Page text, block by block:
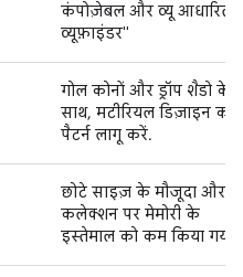
कंपोज़ेबल और व्यू आधारित
व्यूफ़ाइंडर"
गोल कोनों और ड्रॉप शैडो के
साथ, मटीरियल डिज़ाइन कार्ड
पैटर्न लागू करें.
छोटे साइज़ के मौजूदा और
कलेक्शन पर मेमोरी के
इस्तेमाल को कम किया गया